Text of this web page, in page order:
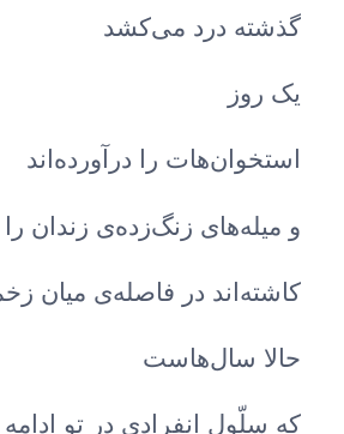
گذشته‌ درد می‌کشد
یک روز
استخوان‌هات را درآورده‌اند
و میله‌های زنگ‌زده‌ی زندان را
کاشته‌اند در فاصله‌ی میان
حالا سال‌هاست
که سلّول انفرادی در تو‌